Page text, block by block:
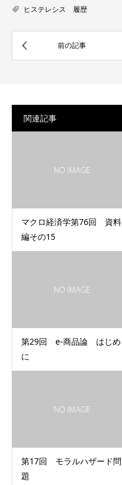
ヒステレシス 履歴
関連記事
マクロ経済学第76回 資料
編その15
第29回 e-商品論 はじめ
に
第17回 モラルハザード問
題